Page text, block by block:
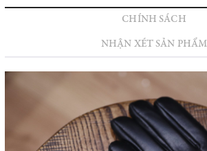
CHÍNH SÁCH
NHẬN XÉT SẢN PHẨM